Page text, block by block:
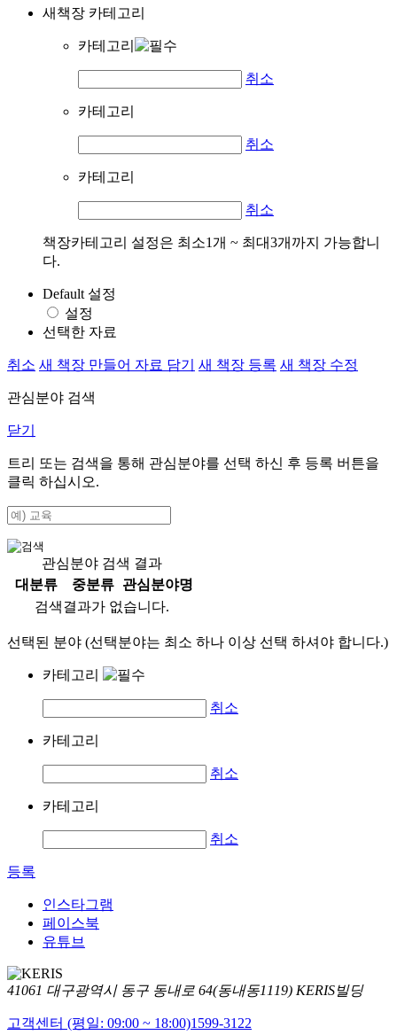
새책장 카테고리
카테고리
취소
카테고리
취소
카테고리
취소
책장카테고리 설정은 최소1개 ~ 최대3개까지 가능합니
다.
Default 설정
설정
선택한 자료
취소 새 책장 만들어 자료 담기 새 책장 등록 새 책장 수정
관심분야 검색
닫기
트리 또는 검색을 통해 관심분야를 선택 하신 후 등록 버튼을
클릭 하십시오.
관심분야 검색 결과
대분류
중분류
관심분야명
검색결과가 없습니다.
선택된 분야 (선택분야는 최소 하나 이상 선택 하셔야 합니다.)
카테고리
취소
카테고리
취소
카테고리
취소
등록
인스타그램
페이스북
유튜브
41061 대구광역시 동구 동내로 64(동내동1119) KERIS빌딩
고객센터 (평일: 09:00 ~ 18:00)1599-3122